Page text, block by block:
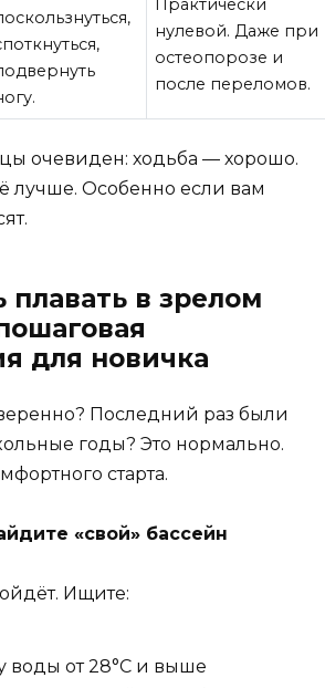
Практически
нулевой. Даже при
остеопорозе и
после переломов.
очевиден: ходьба — хорошо.
лучше. Особенно если вам
плавать в зрелом
для новичка
Последний раз были
годы? Это нормально.
старта.
«свой» бассейн
Ищите:
воды от 28°C и выше